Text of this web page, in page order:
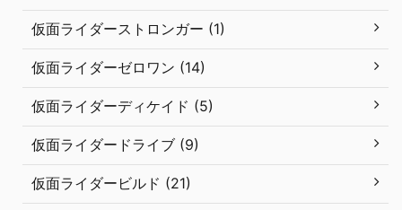
仮面ライダーストロンガー (1)
仮面ライダーゼロワン (14)
仮面ライダーディケイド (5)
仮面ライダードライブ (9)
仮面ライダービルド (21)